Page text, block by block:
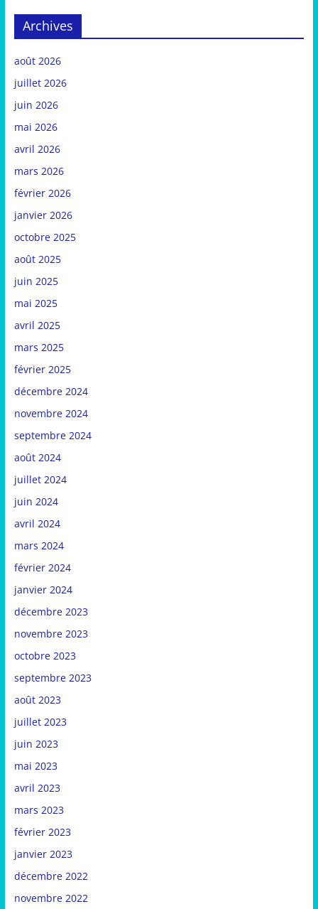
Archives
août 2026
juillet 2026
juin 2026
mai 2026
avril 2026
mars 2026
février 2026
janvier 2026
octobre 2025
août 2025
juin 2025
mai 2025
avril 2025
mars 2025
février 2025
décembre 2024
novembre 2024
septembre 2024
août 2024
juillet 2024
juin 2024
avril 2024
mars 2024
février 2024
janvier 2024
décembre 2023
novembre 2023
octobre 2023
septembre 2023
août 2023
juillet 2023
juin 2023
mai 2023
avril 2023
mars 2023
février 2023
janvier 2023
décembre 2022
novembre 2022